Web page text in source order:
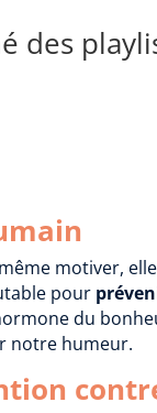
des
motiver,
pour
du
notre humeur.